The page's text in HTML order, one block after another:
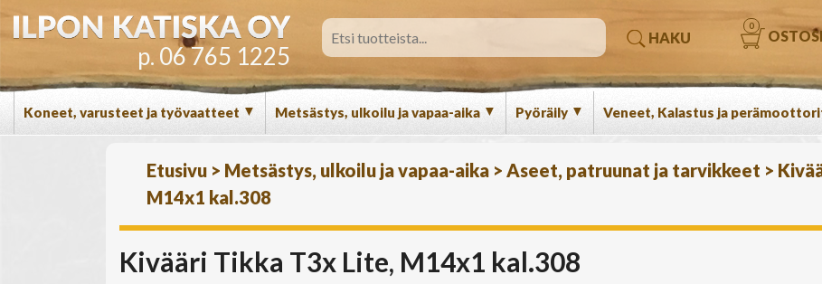
p. 06 765 1225
HAKU
0
Koneet, varusteet ja työvaatteet ▼ Metsästys, ulkoilu ja vapaa-aika ▼ Pyöräily ▼ Veneet, Kalastus ja
Etusivu > Metsästys, ulkoilu ja vapaa-aika > Aseet, patruunat ja tarvikkeet >
M14x1 kal.308
Kivääri Tikka T3x Lite, M14x1 kal.308